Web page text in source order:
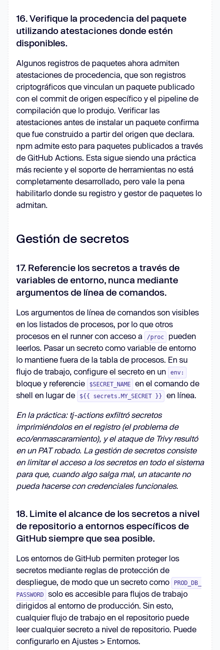
16. Verifique la procedencia del paquete
utilizando atestaciones donde estén
disponibles.
Algunos registros de paquetes ahora admiten
atestaciones de procedencia, que son registros
criptográficos que vinculan un paquete publicado
con el commit de origen específico y el pipeline de
compilación que lo produjo. Verificar las
atestaciones antes de instalar un paquete confirma
que fue construido a partir del origen que declara.
npm admite esto para paquetes publicados a través
de GitHub Actions. Esta sigue siendo una práctica
más reciente y el soporte de herramientas no está
completamente desarrollado, pero vale la pena
habilitarlo donde su registro y gestor de paquetes lo
admitan.
Gestión de secretos
17. Referencie los secretos a través de
variables de entorno, nunca mediante
argumentos de línea de comandos.
Los argumentos de línea de comandos son visibles
en los listados de procesos, por lo que otros
procesos en el runner con acceso a
/proc
pueden
leerlos. Pasar un secreto como variable de entorno
lo mantiene fuera de la tabla de procesos. En su
flujo de trabajo, configure el secreto en un
env:
bloque y referencie $SECRET_NAME
en el comando de
shell en lugar de
${{ secrets.MY_SECRET }} en línea.
En la práctica: tj-actions exfiltró secretos
imprimiéndolos en el registro (el problema de
eco/enmascaramiento), y el ataque de Trivy resultó
en un PAT robado. La gestión de secretos consiste
en limitar el acceso a los secretos en todo el sistema
para que, cuando algo salga mal, un atacante no
pueda hacerse con credenciales funcionales.
18. Limite el alcance de los secretos a nivel
de repositorio a entornos específicos de
GitHub siempre que sea posible.
Los entornos de GitHub permiten proteger los
secretos mediante reglas de protección de
despliegue, de modo que un secreto como
PROD_DB_
PASSWORD
solo es accesible para flujos de trabajo
dirigidos al entorno de producción. Sin esto,
cualquier flujo de trabajo en el repositorio puede
leer cualquier secreto a nivel de repositorio. Puede
configurarlo en Ajustes > Entornos.